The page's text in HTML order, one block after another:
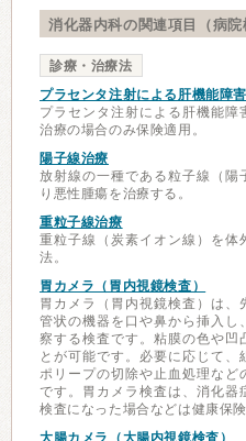
消化器内科の関連項目（病院
診療・治療法
プラセンタ注射による肝機能障
プラセンタ注射による肝機能障
治療の場合のみ保険適用。
陽子線治療
放射線の一種である粒子線（陽
り悪性腫瘍を治療する。
重粒子線治療
重粒子線（炭素イオン線）を体
法。
胃カメラ（胃内視鏡検査）
胃カメラ（胃内視鏡検査）は、
管状の機器を口や鼻から挿入し
察する検査です。粘膜の色や凹
とが可能です。必要に応じて、
ポリープの切除や止血処理など
です。胃カメラ検査は、消化器
検査になった場合などは健康保
大腸カメラ（大腸内視鏡検査）